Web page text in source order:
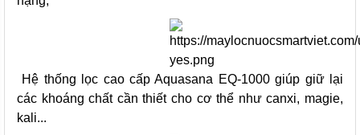
Hệ thống lọc cao cấp Aquasana EQ-1000 giúp giữ lại
các khoáng chất cần thiết cho cơ thể như canxi, magie,
kali...